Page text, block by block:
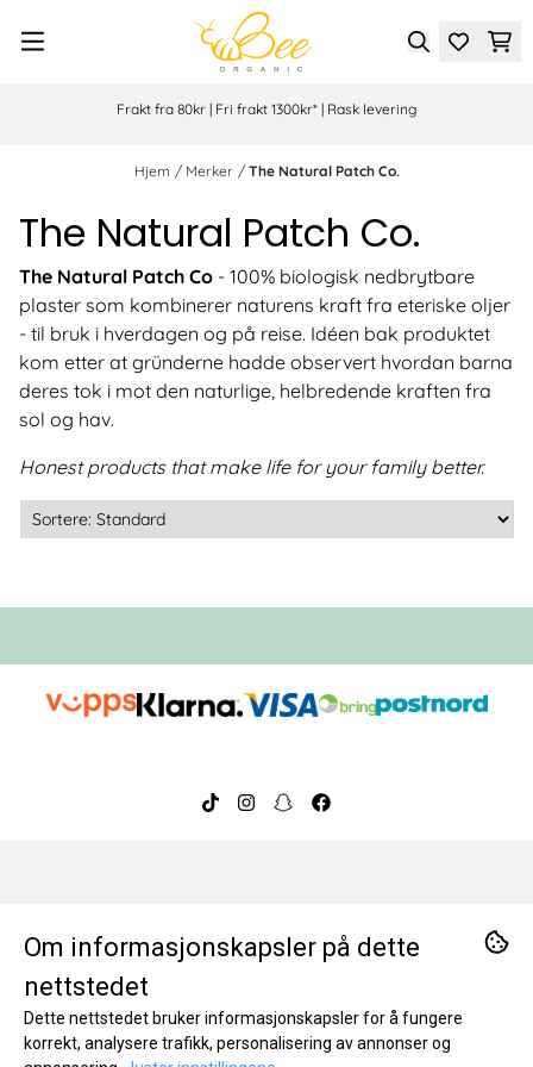
Frakt fra 80kr | Fri frakt 1300kr* | Rask levering
Hjem / Merker / The Natural Patch Co.
The Natural Patch Co.
The Natural Patch Co - 100% biologisk nedbrytbare
plaster som kombinerer naturens kraft fra eteriske oljer
- til bruk i hverdagen og på reise. Idéen bak produktet
kom etter at gründerne hadde observert hvordan barna
deres tok i mot den naturlige, helbredende kraften fra
sol og hav.
Honest products that make life for your family better.
Om oss
BeeOrganic ble etablert i 2014 og har over ti års
erfaring med å tilby nøye utvalgte, trygge og
miljøvennlige produkter. I dag er vi en ledende
nettbutikk for bærekraftige hverdagsprodukter i
Kontakt oss
BeeOrganic AS
Hjelp
Om informasjonskapsler på dette
nettstedet
Dette nettstedet bruker informasjonskapsler for å fungere
korrekt, analysere trafikk, personalisering av annonser og